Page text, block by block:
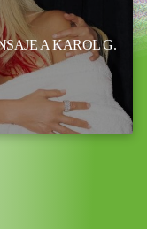
A KAROL G.